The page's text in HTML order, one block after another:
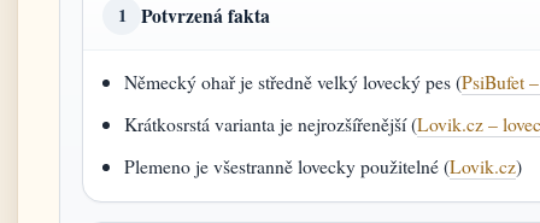
1 Potvrzená fakta
Německý ohař je středně velký lovecký pes (PsiBufet
Krátkosrstá varianta je nejrozšířenější (Lovik.cz –
Plemeno je všestranně lovecky použitelné (Lovik.cz)